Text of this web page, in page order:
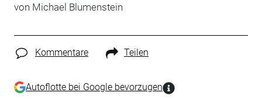
von Michael Blumenstein
Kommentare Teilen
Autoflotte bei Google bevorzugen